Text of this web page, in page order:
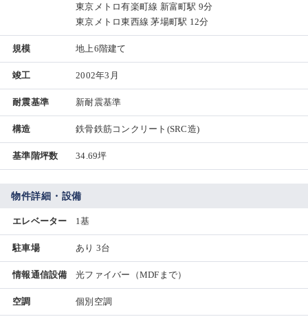
東京メトロ有楽町線 新富町駅 9分
東京メトロ東西線 茅場町駅 12分
規模 地上6階建て
竣工 2002年3月
耐震基準 新耐震基準
構造 鉄骨鉄筋コンクリート(SRC造)
基準階坪数 34.69坪
物件詳細・設備
エレベーター 1基
駐車場 あり 3台
情報通信設備 光ファイバー（MDFまで）
空調 個別空調